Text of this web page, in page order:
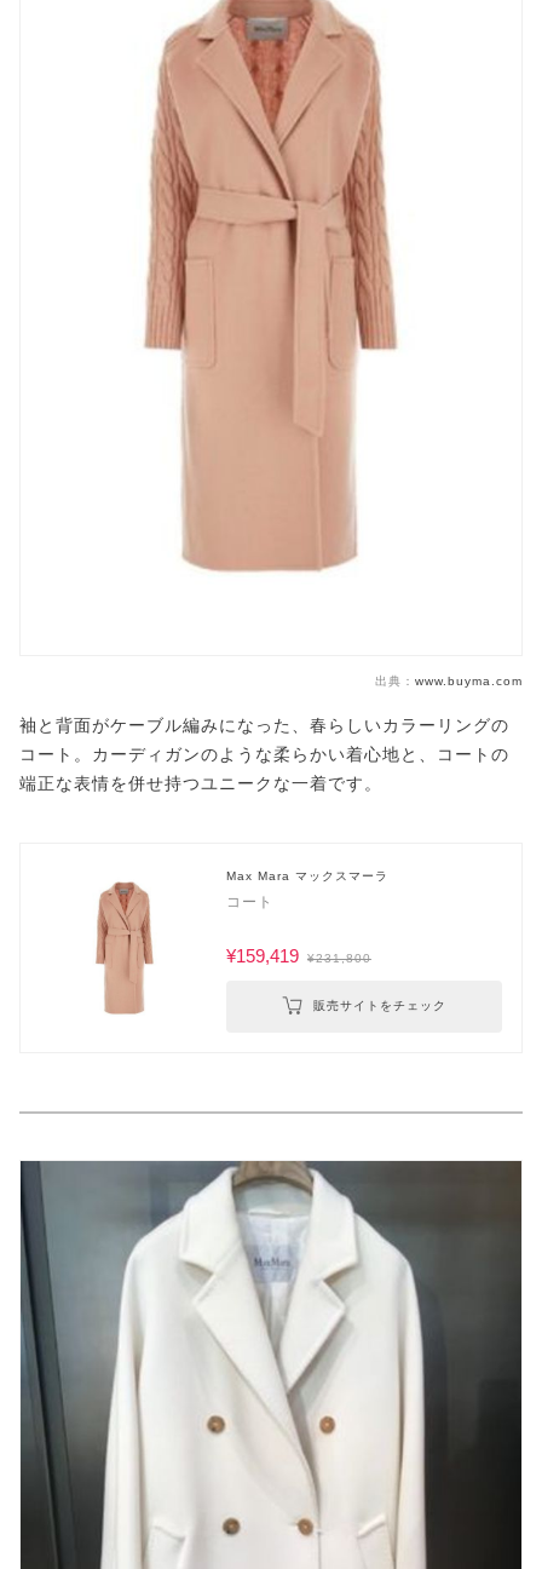
出典： www.buyma.com
袖と背面がケーブル編みになった、春らしいカラーリングの
コート。カーディガンのような柔らかい着心地と、コートの
端正な表情を併せ持つユニークな一着です。
Max Mara マックスマーラ
コート
¥159,419 ¥231,800
販売サイトをチェック